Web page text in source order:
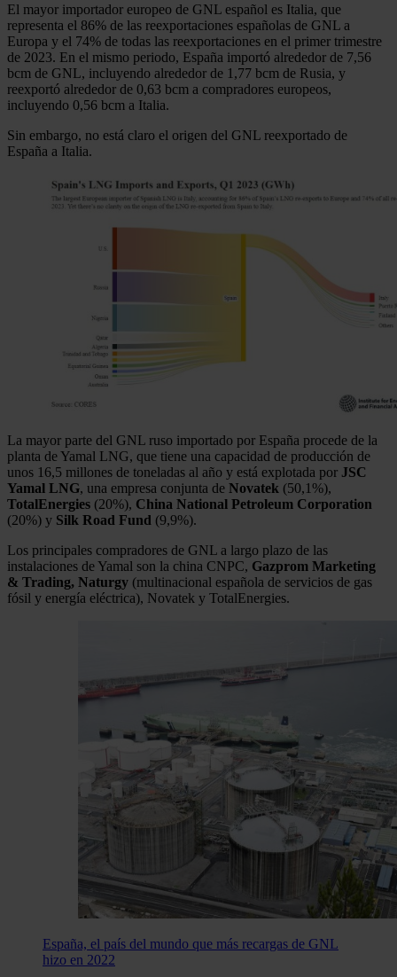
El mayor importador europeo de GNL español es Italia, que
representa el 86% de las reexportaciones españolas de GNL a
Europa y el 74% de todas las reexportaciones en el primer trimestre
de 2023. En el mismo periodo, España importó alrededor de 7,56
bcm de GNL, incluyendo alrededor de 1,77 bcm de Rusia, y
reexportó alrededor de 0,63 bcm a compradores europeos,
incluyendo 0,56 bcm a Italia.
Sin embargo, no está claro el origen del GNL reexportado de
España a Italia.
La mayor parte del GNL ruso importado por España procede de la
planta de Yamal LNG, que tiene una capacidad de producción de
unos 16,5 millones de toneladas al año y está explotada por JSC
Yamal LNG, una empresa conjunta de Novatek (50,1%),
TotalEnergies (20%), China National Petroleum Corporation
(20%) y Silk Road Fund (9,9%).
Los principales compradores de GNL a largo plazo de las
instalaciones de Yamal son la china CNPC, Gazprom Marketing
& Trading, Naturgy (multinacional española de servicios de gas
fósil y energía eléctrica), Novatek y TotalEnergies.
España, el país del mundo que más recargas de GNL
hizo en 2022